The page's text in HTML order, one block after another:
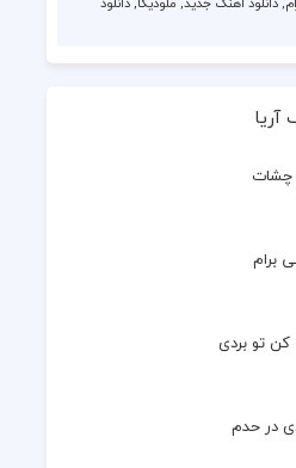
چشات
برام
تو بردی
در حدم